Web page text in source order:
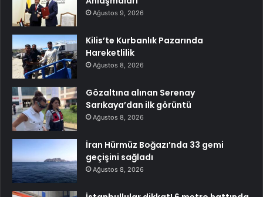
Ağustos 9, 2026
Kilis’te Kurbanlık Pazarında
Hareketlilik
Ağustos 8, 2026
Gözaltına alınan Serenay
Sarıkaya’dan ilk görüntü
Ağustos 8, 2026
İran Hürmüz Boğazı’nda 33 gemi
geçişini sağladı
Ağustos 8, 2026